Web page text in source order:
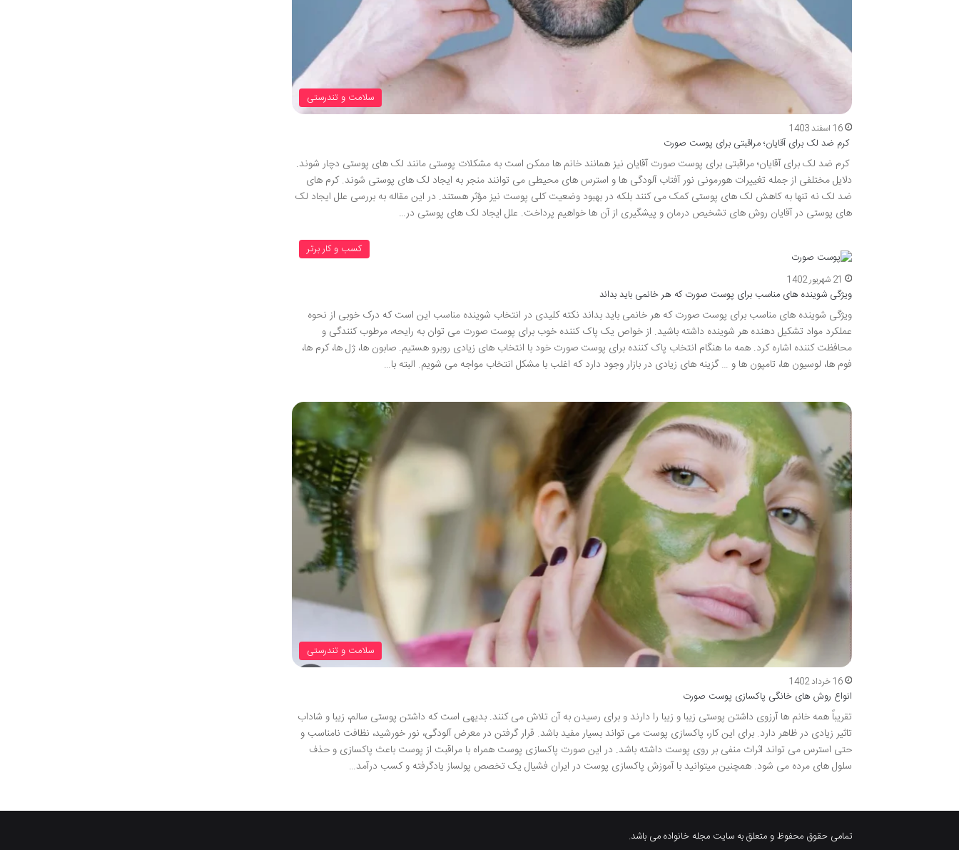
سلامت و تندرستی
16 اسفند 1403
کرم ضد لک برای آقایان؛ مراقبتی برای پوست صورت
کرم ضد لک برای آقایان؛ مراقبتی برای پوست صورت آقایان نیز همانند خانم ها ممکن است به مشکلات پوستی مانند لک های پوستی دچار شوند.
دلایل مختلفی از جمله تغییرات هورمونی نور آفتاب آلودگی ها و استرس های محیطی می توانند منجر به ایجاد لک های پوستی شوند. کرم های
ضد لک نه تنها به کاهش لک های پوستی کمک می کنند بلکه در بهبود وضعیت کلی پوست نیز مؤثر هستند. در این مقاله به بررسی علل ایجاد لک
های پوستی در آقایان روش های تشخیص درمان و پیشگیری از آن ها خواهیم پرداخت. علل ایجاد لک های پوستی در…
کسب و کار برتر
21 شهریور 1402
ویژگی شوینده های مناسب برای پوست صورت که هر خانمی باید بداند
ویژگی شوینده های مناسب برای پوست صورت که هر خانمی باید بداند نکته کلیدی در انتخاب شوینده مناسب این است که درک خوبی از نحوه
عملکرد مواد تشکیل دهنده هر شوینده داشته باشید. از خواص یک پاک کننده خوب برای پوست صورت می توان به رایحه، مرطوب کنندگی و
محافظت کننده اشاره کرد. همه ما هنگام انتخاب پاک کننده برای پوست صورت خود با انتخاب های زیادی روبرو هستیم. صابون ها، ژل ها، کرم ها،
فوم ها، لوسیون ها، تامپون ها و … گزینه های زیادی در بازار وجود دارد که اغلب با مشکل انتخاب مواجه می شویم. البته با…
سلامت و تندرستی
16 خرداد 1402
انواع روش های خانگی پاکسازی پوست صورت
تقریباً همه خانم ها آرزوی داشتن پوستی زیبا و زیبا را دارند و برای رسیدن به آن تلاش می کنند. بدیهی است که داشتن پوستی سالم، زیبا و شاداب
تاثیر زیادی در ظاهر دارد. برای این کار، پاکسازی پوست می تواند بسیار مفید باشد. قرار گرفتن در معرض آلودگی، نور خورشید، نظافت نامناسب و
حتی استرس می تواند اثرات منفی بر روی پوست داشته باشد. در این صورت پاکسازی پوست همراه با مراقبت از پوست باعث پاکسازی و حذف
سلول های مرده می شود. همچنین میتوانید با آموزش پاکسازی پوست در ایران فشیال یک تخصص پولساز یادگرفته و کسب درآمد…
تمامی حقوق محفوظ و متعلق به سایت مجله خانواده می باشد.